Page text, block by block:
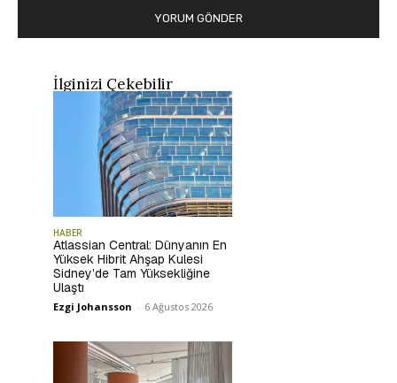
İlginizi Çekebilir
HABER
Atlassian Central: Dünyanın En
Yüksek Hibrit Ahşap Kulesi
Sidney’de Tam Yüksekliğine
Ulaştı
Ezgi Johansson - 6 Ağustos 2026